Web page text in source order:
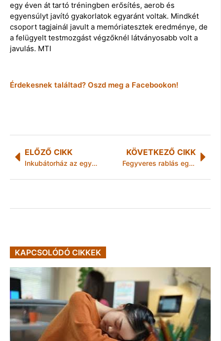
egy éven át tartó tréningben erősítés, aerob és
egyensúlyt javító gyakorlatok egyaránt voltak. Mindkét
csoport tagjainál javult a memóriatesztek eredménye, de
a felügyelt testmozgást végzőknél látványosabb volt a
javulás. MTI
Érdekesnek találtad? Oszd meg a Facebookon!
ELŐZŐ CIKK
Inkubátorház az egykori Művelődési Házból Szikszón
KÖVETKEZŐ CIKK
Fegyveres rablás egy kis boltban
KAPCSOLÓDÓ CIKKEK